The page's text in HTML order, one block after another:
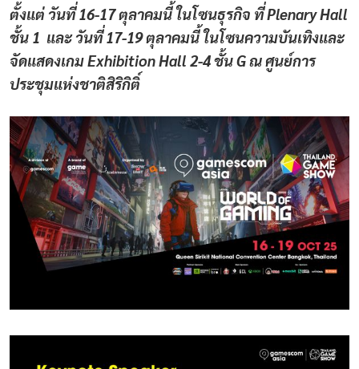
ตั้งแต่ วันที่ 16-17 ตุลาคมนี้ ในโซนธุรกิจ ที่ Plenary Hall
ชั้น 1 และ วันที่ 17-19 ตุลาคมนี้ ในโซนความบันเทิงและ
จัดแสดงเกม Exhibition Hall 2-4 ชั้น G ณ ศูนย์การ
ประชุมแห่งชาติสิริกิติ์